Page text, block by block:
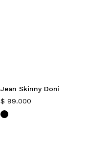
Jean Skinny Doni
$ 99.000